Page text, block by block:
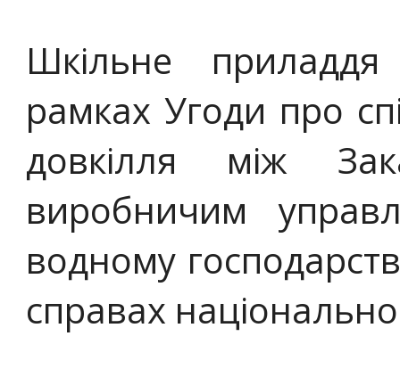
Шкільне
рамках Угоди про
довкілля між
виробничим
водному
справах